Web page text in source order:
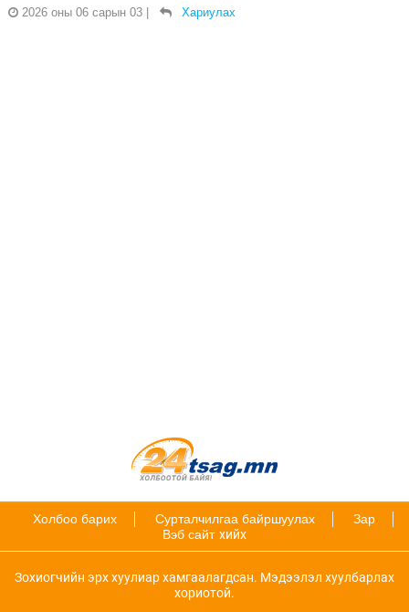
2026 оны 06 сарын 03
Хариулах
Холбоо барих Сурталчилгаа байршуулах
Зар
Вэб сайт хийх
Зохиогчийн эрх хуулиар хамгаалагдсан. Мэдээлэл хуулбарлах
хориотой.